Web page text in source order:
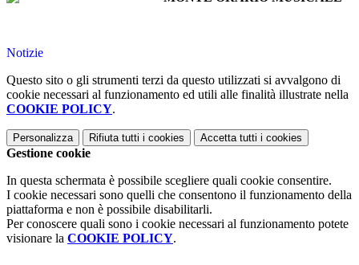
Notizie
Questo sito o gli strumenti terzi da questo utilizzati si avvalgono di
cookie necessari al funzionamento ed utili alle finalità illustrate nella
COOKIE POLICY.
Personalizza Rifiuta tutti i cookies Accetta tutti i cookies
Gestione cookie
In questa schermata è possibile scegliere quali cookie consentire.
I cookie necessari sono quelli che consentono il funzionamento della
piattaforma e non è possibile disabilitarli.
Per conoscere quali sono i cookie necessari al funzionamento potete
visionare la COOKIE POLICY.